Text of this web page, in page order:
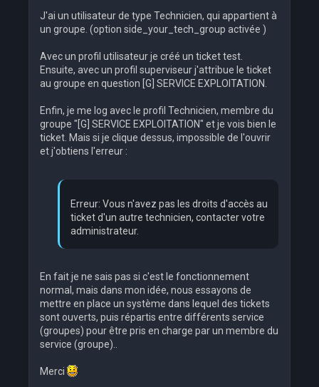
J'ai un utilisateur de type Technicien, qui appartient à
un groupe. (option side_your_tech_group activée )
Avec un profil utilisateur je créé un ticket test.
Ensuite, avec un profil superviseur j'attribue le ticket
au groupe en question [G] SERVICE EXPLOITATION.
Enfin, je me log avec le profil Technicien, membre du
groupe "[G] SERVICE EXPLOITATION" et je vois bien le
ticket. Mais si je clique dessus, impossible de l'ouvrir
et j'obtiens l'erreur :
Erreur: Vous n'avez pas les droits d'accès au
ticket d'un autre technicien, contacter votre
administrateur.
En fait je ne sais pas si c'est le fonctionnement
normal, mais dans mon idée, nous essayons de
mettre en place un système dans lequel des tickets
sont ouverts, puis répartis entre différents service
(groupes) pour être pris en charge par un membre du
service (groupe)..
Merci